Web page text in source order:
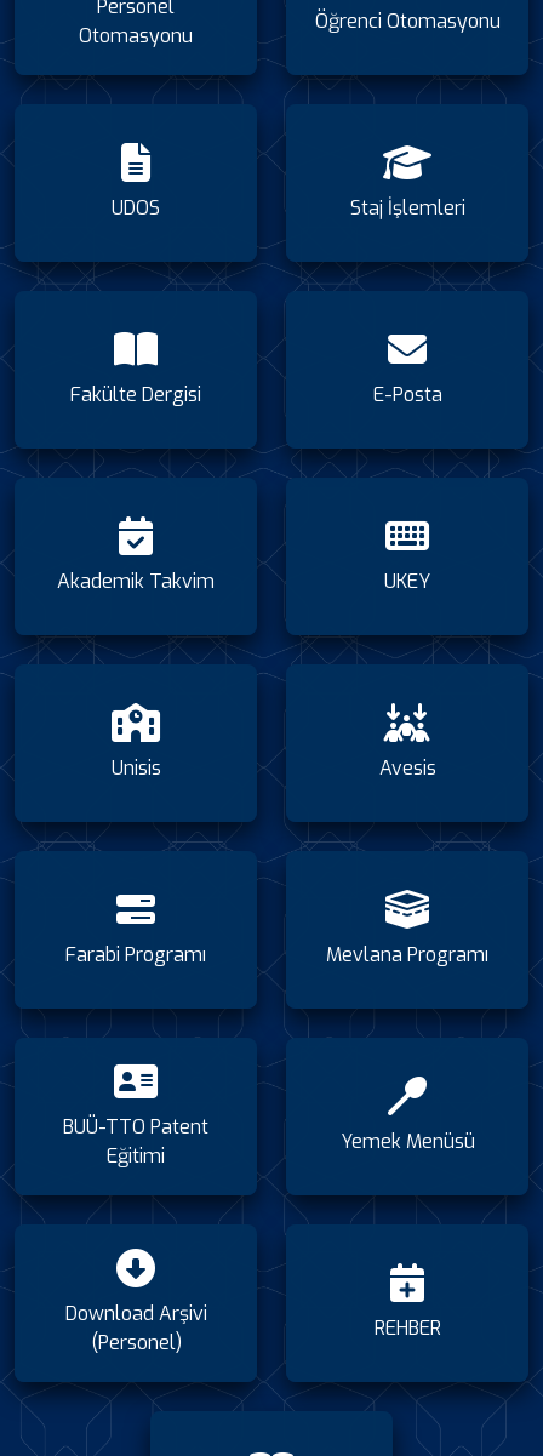
Personel
Otomasyonu
Öğrenci Otomasyonu
UDOS Staj İşlemleri
Fakülte Dergisi E-Posta
Akademik Takvim UKEY
Unisis Avesis
Farabi Programı Mevlana Programı
BUÜ-TTO Patent
Eğitimi
Yemek Menüsü
Download Arşivi
(Personel)
REHBER